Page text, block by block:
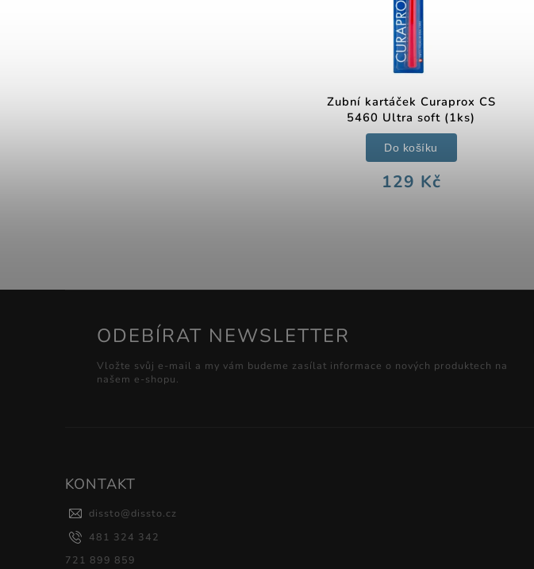
Zubní kartáček Curaprox CS
5460 Ultra soft (1ks)
129 Kč
Do košíku
ODEBÍRAT NEWSLETTER
Vložte svůj e-mail a my vám budeme zasílat informace o nových produktech na
našem e-shopu.
KONTAKT
dissto@dissto.cz
481 324 342
721 899 859